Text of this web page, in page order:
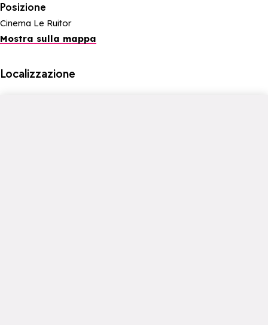
Posizione
Cinema Le Ruitor
Mostra sulla mappa
Localizzazione